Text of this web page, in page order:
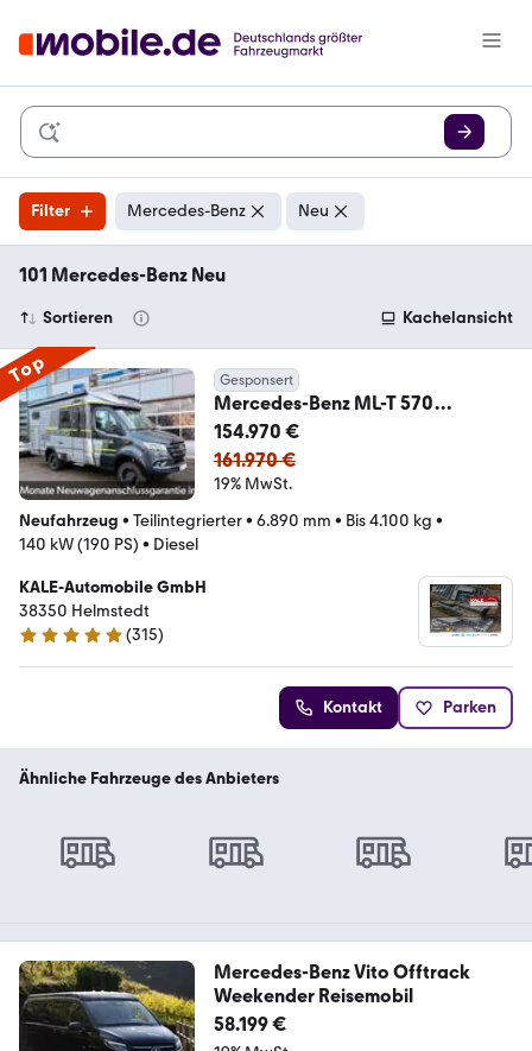
Filter Mercedes-Benz Neu
101 Mercedes-Benz Neu
Sortieren Kachelansicht
Top Gesponsert
Mercedes-Benz ML-T 570
CrossOver*SAT*TV*AHK*Sitzheizu
ng*AKTION
154.970 €
161.970 €
19% MwSt.
Neufahrzeug • Teilintegrierter• 6.890 mm • Bis 4.100 kg •
140 kW (190 PS) • Diesel
KALE-Automobile GmbH
38350 Helmstedt
4.8 Sterne
(315)
Kontakt Parken
Ähnliche Fahrzeuge des Anbieters
Mercedes-Benz Vito Offtrack
Weekender Reisemobil
58.199 €